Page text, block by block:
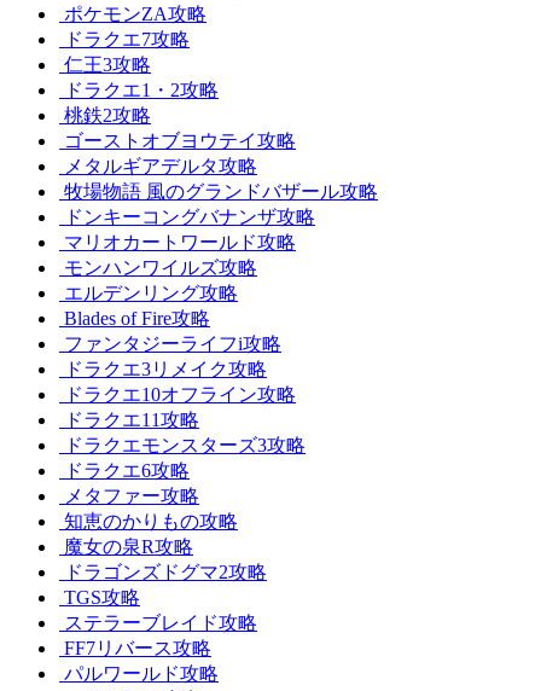
ポケモンZA攻略
ドラクエ7攻略
仁王3攻略
ドラクエ1・2攻略
桃鉄2攻略
ゴーストオブヨウテイ攻略
メタルギアデルタ攻略
牧場物語 風のグランドバザール攻略
ドンキーコングバナンザ攻略
マリオカートワールド攻略
モンハンワイルズ攻略
エルデンリング攻略
Blades of Fire攻略
ファンタジーライフi攻略
ドラクエ3リメイク攻略
ドラクエ10オフライン攻略
ドラクエ11攻略
ドラクエモンスターズ3攻略
ドラクエ6攻略
メタファー攻略
知恵のかりもの攻略
魔女の泉R攻略
ドラゴンズドグマ2攻略
TGS攻略
ステラーブレイド攻略
FF7リバース攻略
パルワールド攻略